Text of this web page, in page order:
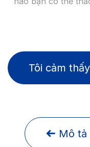
Tôi cảm
Mô tả